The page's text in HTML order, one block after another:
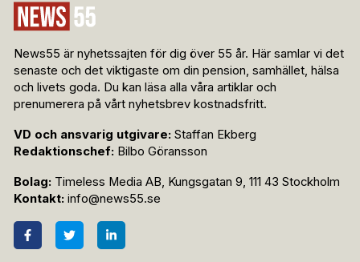
News55 är nyhetssajten för dig över 55 år. Här samlar vi det
senaste och det viktigaste om din pension, samhället, hälsa
och livets goda. Du kan läsa alla våra artiklar och
prenumerera på vårt nyhetsbrev kostnadsfritt.
VD och ansvarig utgivare: Staffan Ekberg
Redaktionschef: Bilbo Göransson
Bolag: Timeless Media AB, Kungsgatan 9, 111 43 Stockholm
Kontakt: info@news55.se